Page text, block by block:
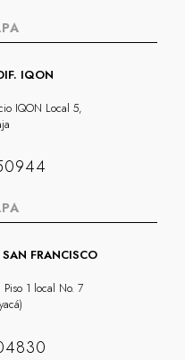
IQON
IQON Local 5,
FRANCISCO
Piso 1 local No. 7